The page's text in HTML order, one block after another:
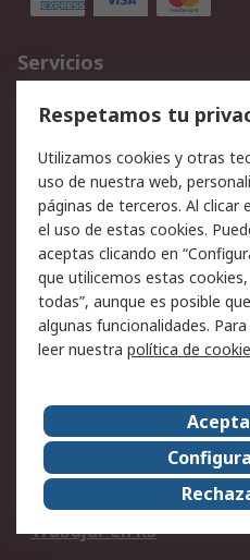
Servicios
Cómo realizar pedidos
Facturación y pago
Ofertas
Legal
Aviso legal
Política sobre cookies
Certificaciones de
Acerca de RS
Acerca de RS
RS en el mundo
Trabajar en RS
Respetamos tu
Utilizamos cookies y otras
uso de nuestra web,
páginas de terceros. Al clicar
el uso de estas cookies.
aceptas clicando en
que utilicemos estas cookies,
todas”, aunque es posible
algunas funcionalidades.
leer nuestra política de